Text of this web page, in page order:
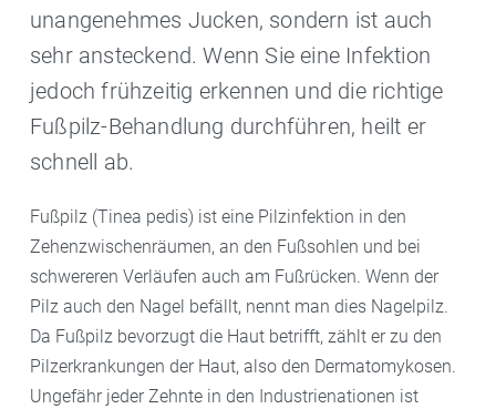
unangenehmes Jucken, sondern ist auch
sehr ansteckend. Wenn Sie eine Infektion
jedoch frühzeitig erkennen und die richtige
Fußpilz-Behandlung durchführen, heilt er
schnell ab.
Fußpilz (Tinea pedis) ist eine Pilzinfektion in den
Zehenzwischenräumen, an den Fußsohlen und bei
schwereren Verläufen auch am Fußrücken. Wenn der
Pilz auch den Nagel befällt, nennt man dies Nagelpilz.
Da Fußpilz bevorzugt die Haut betrifft, zählt er zu den
Pilzerkrankungen der Haut, also den Dermatomykosen.
Ungefähr jeder Zehnte in den Industrienationen ist